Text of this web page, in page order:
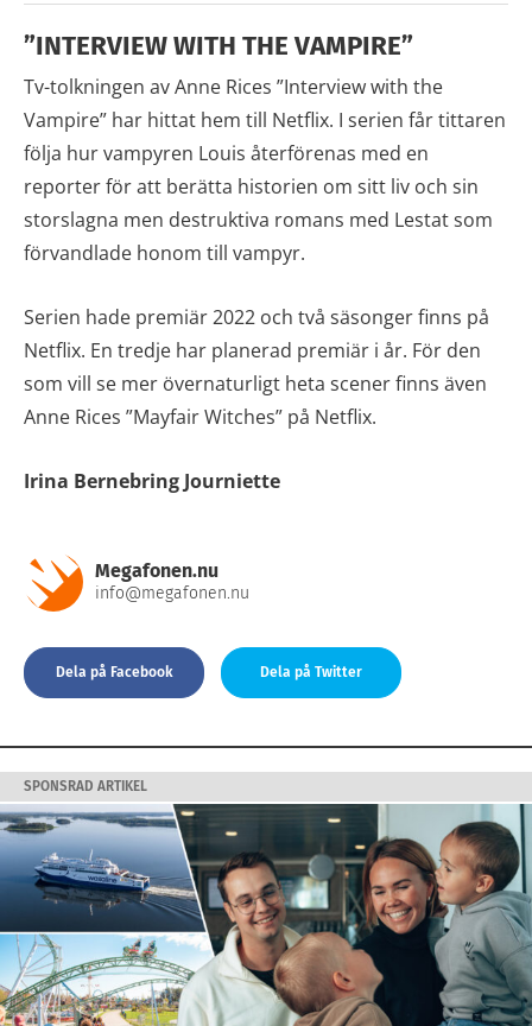
”INTERVIEW WITH THE VAMPIRE”
Tv-tolkningen av Anne Rices ”Interview with the
Vampire” har hittat hem till Netflix. I serien får tittaren
följa hur vampyren Louis återförenas med en
reporter för att berätta historien om sitt liv och sin
storslagna men destruktiva romans med Lestat som
förvandlade honom till vampyr.
Serien hade premiär 2022 och två säsonger finns på
Netflix. En tredje har planerad premiär i år. För den
som vill se mer övernaturligt heta scener finns även
Anne Rices ”Mayfair Witches” på Netflix.
Irina Bernebring Journiette
Megafonen.nu
info@megafonen.nu
Dela på Facebook Dela på Twitter
SPONSRAD ARTIKEL